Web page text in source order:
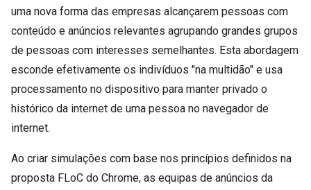
uma nova forma das empresas alcançarem pessoas com
conteúdo e anúncios relevantes agrupando grandes grupos
de pessoas com interesses semelhantes. Esta abordagem
esconde efetivamente os indivíduos "na multidão" e usa
processamento no dispositivo para manter privado o
histórico da internet de uma pessoa no navegador de
internet.
Ao criar simulações com base nos princípios definidos na
proposta FLoC do Chrome, as equipas de anúncios da